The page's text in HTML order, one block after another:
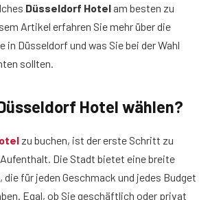
Düsseldorf Hotel am besten zu
Artikel erfahren Sie mehr über die
Düsseldorf und was Sie bei der Wahl
sollten.
Hotel wählen?
zu buchen, ist der erste Schritt zu
Die Stadt bietet eine breite
die für jeden Geschmack und jedes Budget
Egal, ob Sie geschäftlich oder privat